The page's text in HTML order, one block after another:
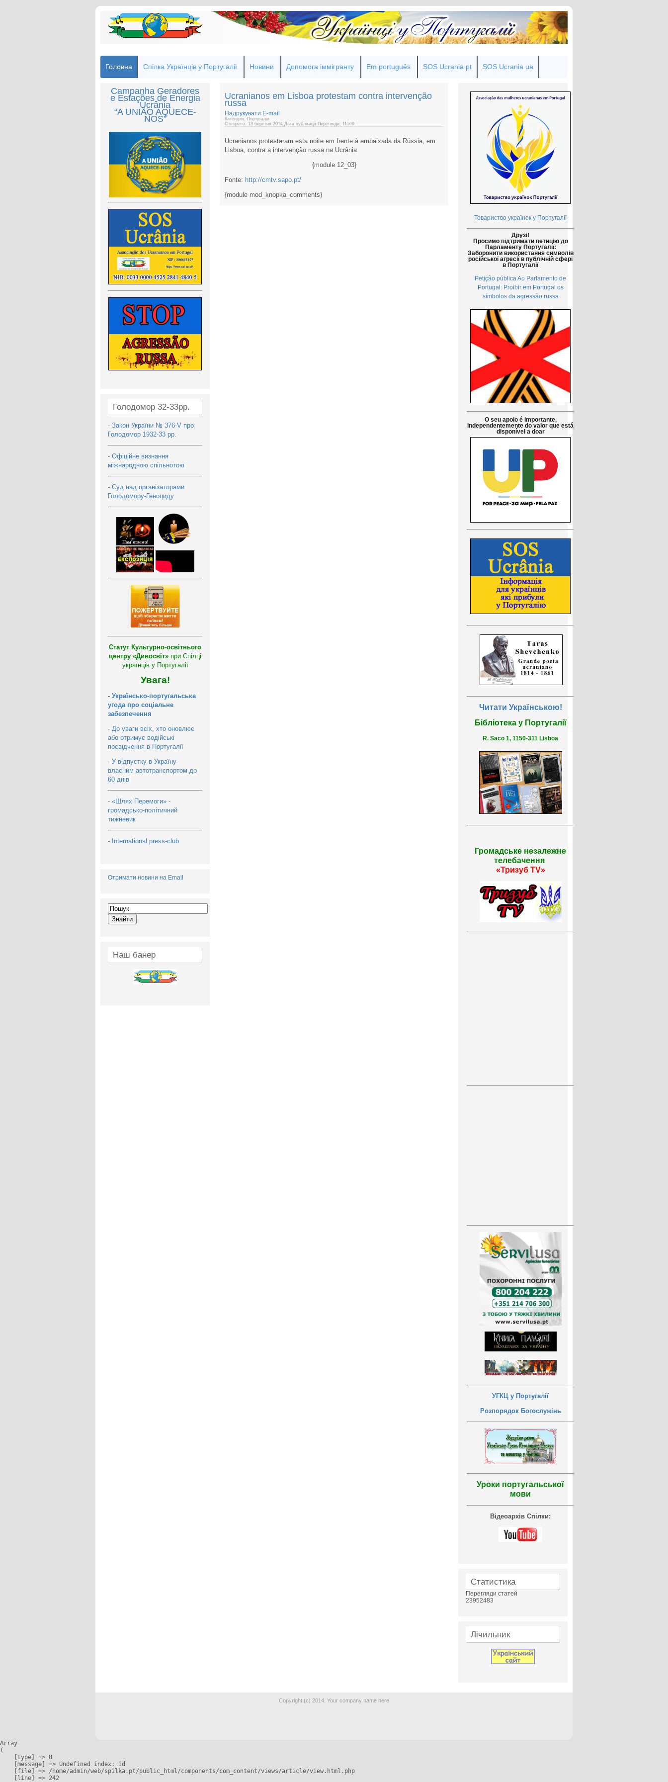
Головна Спілка Українців у Португалії Новини Допомога іммігранту Em português SOS Ucrania pt SOS Ucrania ua
Campanha Geradores
e Estações de Energia
Ucrânia
“A UNIÃO AQUECE-
NOS”
Голодомор 32-33рр.
- Закон України № 376-V про
Голодомор 1932-33 рр.
- Офіційне визнання
міжнародною спільнотою
- Суд над організаторами
Голодомору-Геноциду
Статут Культурно-освітнього
центру «Дивосвіт» при Спілці
українців у Португалії
Увага!
- Українсько-португальська
угода про соціальне
забезпечення
- До уваги всіх, хто оновлює
або отримує водійські
посвідчення в Португалії
- У відпустку в Україну
власним автотранспортом до
60 днів
- «Шлях Перемоги» -
громадсько-політичний
тижневик
- International press-club
Отримати новини на Email
Наш банер
Ucranianos em Lisboa protestam contra intervenção
russa
Надрукувати E-mail
Категорія: Португалія
Створено: 13 березня 2014 Дата публікації Перегляди: 11569
Ucranianos protestaram esta noite em frente à embaixada da Rússia, em
Lisboa, contra a intervenção russa na Ucrânia
{module 12_03}
Fonte: http://cmtv.sapo.pt/
{module mod_knopka_comments}
Товариство українок у Португалії
Друзі!
Просимо підтримати петицію до
Парламенту Португалії:
Заборонити використання символів
російської агресії в публічній сфері
в Португалії
Petição pública Ao Parlamento de
Portugal: Proibir em Portugal os
símbolos da agressão russa
O seu apoio é importante,
independentemente do valor que está
disponível a doar
Читати Українською!
Бібліотека у Португалії
R. Saco 1, 1150-311 Lisboa
Громадське незалежне
телебачення
«Тризуб TV»
УГКЦ у Португалії
Розпорядок Богослужінь
Уроки португальської
мови
Відеоархів Спілки:
Статистика
Перегляди статей
23952483
Лічильник
Copyright (c) 2014. Your company name here
Array
(
    [type] => 8
    [message] => Undefined index: id
    [file] => /home/admin/web/spilka.pt/public_html/components/com_content/views/article/view.html.php
    [line] => 242